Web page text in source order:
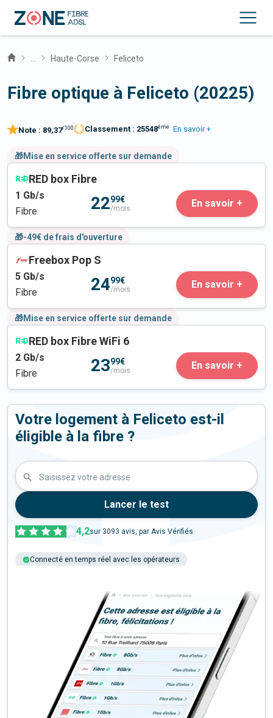
Haute-Corse Feliceto
Fibre optique à Feliceto (20225)
Note : 89,37/100 Classement : 25548ème En savoir +
🎁Mise en service offerte sur demande
RED box Fibre
1 Gb/s
Fibre
2299€
/mois En savoir +
🎁-49€ de frais d'ouverture
Freebox Pop S
5 Gb/s
Fibre
2499€
/mois En savoir +
🎁Mise en service offerte sur demande
RED box Fibre WiFi 6
2 Gb/s
Fibre
2399€
/mois En savoir +
Votre logement à Feliceto est-il
éligible à la fibre ?
Saisissez votre adresse
Lancer le test
4,2sur 3093 avis, par Avis Vérifiés
Connecté en temps réel avec les opérateurs